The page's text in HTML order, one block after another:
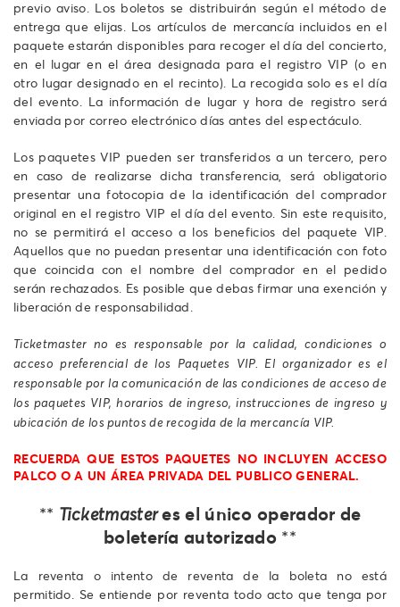
previo aviso. Los boletos se distribuirán según el método de
entrega que elijas. Los artículos de mercancía incluidos en el
paquete estarán disponibles para recoger el día del concierto,
en el lugar en el área designada para el registro VIP (o en
otro lugar designado en el recinto). La recogida solo es el día
del evento. La información de lugar y hora de registro será
enviada por correo electrónico días antes del espectáculo.
Los paquetes VIP pueden ser transferidos a un tercero, pero
en caso de realizarse dicha transferencia, será obligatorio
presentar una fotocopia de la identificación del comprador
original en el registro VIP el día del evento. Sin este requisito,
no se permitirá el acceso a los beneficios del paquete VIP.
Aquellos que no puedan presentar una identificación con foto
que coincida con el nombre del comprador en el pedido
serán rechazados. Es posible que debas firmar una exención y
liberación de responsabilidad.
Ticketmaster no es responsable por la calidad, condiciones o
acceso preferencial de los Paquetes VIP. El organizador es el
responsable por la comunicación de las condiciones de acceso de
los paquetes VIP, horarios de ingreso, instrucciones de ingreso y
ubicación de los puntos de recogida de la mercancía VIP.
RECUERDA QUE ESTOS PAQUETES NO INCLUYEN ACCESO
PALCO O A UN ÁREA PRIVADA DEL PUBLICO GENERAL.
** Ticketmaster es el único operador de
boletería autorizado **
La reventa o intento de reventa de la boleta no está
permitido. Se entiende por reventa todo acto que tenga por